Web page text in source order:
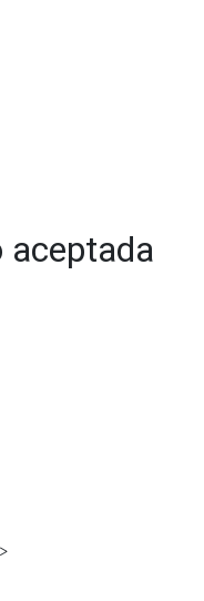
aceptada
>